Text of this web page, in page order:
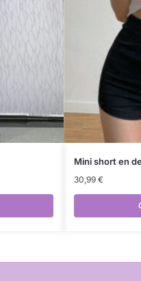
Mini short en
30,99 €